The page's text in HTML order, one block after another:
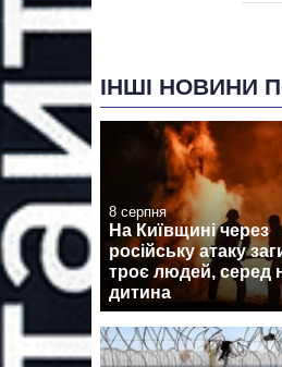
ІНШІ НОВИНИ
8 серпня
На Київщині через
російську атаку
троє людей, серед
дитина